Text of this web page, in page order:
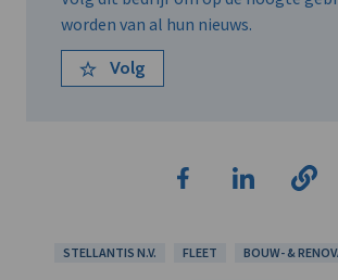
worden van al hun nieuws.
Volg
STELLANTIS N.V. FLEET BOUW- &